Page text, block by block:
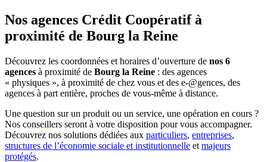
Nos agences Crédit Coopératifà
proximité de Bourg la Reine
Découvrez les coordonnées et horaires d’ouverture de nos 6
agences à proximité de Bourg la Reine : des agences
« physiques », à proximité de chez vous et des e-@gences, des
agences à part entière, proches de vous-même à distance.
Une question sur un produit ou un service, une opération en cours ?
Nos conseillers seront à votre disposition pour vous accompagner.
Découvrez nos solutions dédiées aux particuliers, entreprises,
structures de l’économie sociale et institutionnelle et majeurs
protégés.